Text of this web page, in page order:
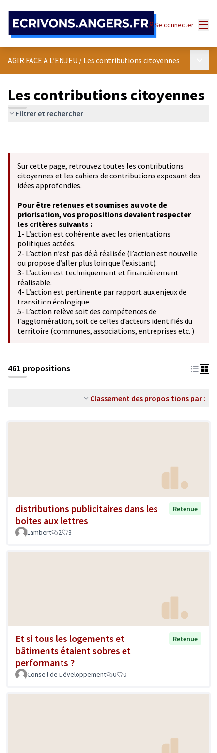
Se connecter
AGIR FACE A L’ENJEU / Les contributions citoyennes
Les contributions citoyennes
Filtrer et rechercher
Sur cette page, retrouvez toutes les contributions
citoyennes et les cahiers de contributions exposant des
idées approfondies.
Pour être retenues et soumises au vote de
priorisation, vos propositions devaient respecter
les critères suivants :
1- L’action est cohérente avec les orientations
politiques actées.
2- L’action n’est pas déjà réalisée (l’action est nouvelle
ou propose d’aller plus loin que l’existant).
3- L’action est techniquement et financièrement
réalisable.
4- L’action est pertinente par rapport aux enjeux de
transition écologique
5- L’action relève soit des compétences de
l’agglomération, soit de celles d’acteurs identifiés du
territoire (communes, associations, entreprises etc. )
461 propositions
Classement des propositions par :
distributions publicitaires dans les
boites aux lettres
Retenue
Lambert 2 3
Et si tous les logements et
bâtiments étaient sobres et
performants ?
Retenue
Conseil de Développement 0 0